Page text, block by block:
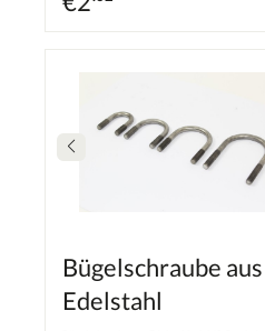
Bügelschraube aus
Edelstahl